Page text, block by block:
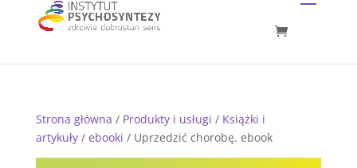
Strona główna / Produkty i usługi / Książki i
artykuły/ ebooki / Uprzedzić chorobę. ebook